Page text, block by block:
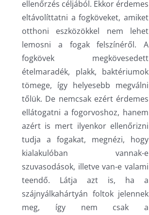
ellenőrzés céljából. Ekkor érdemes
eltávolíttatni a fogköveket, amiket
otthoni eszközökkel nem lehet
lemosni a fogak felszínéről. A
fogkövek megkövesedett
ételmaradék, plakk, baktériumok
tömege, így helyesebb megválni
tőlük. De nemcsak ezért érdemes
ellátogatni a fogorvoshoz, hanem
azért is mert ilyenkor ellenőrizni
tudja a fogakat, megnézi, hogy
kialakulóban vannak-e
szuvasodások, illetve van-e valami
teendő. Látja azt is, ha a
szájnyálkahártyán foltok jelennek
meg, így nem csak a